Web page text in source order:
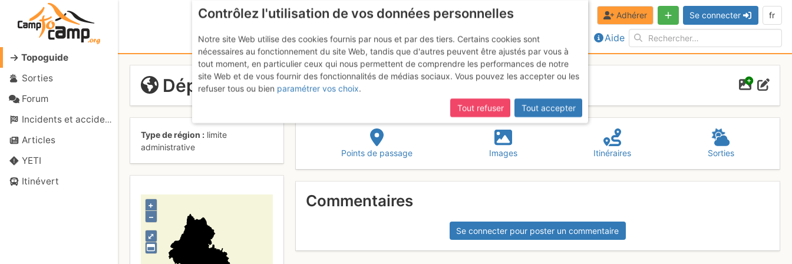
Topoguide
Sorties
Forum
Incidents et accidents
Articles
YETI
Itinévert
Aide
Adhérer Se connecter fr
Département Jura
Type de région
limite
administrative
⤢
+
–
Points de passage Images Itinéraires Sorties
Commentaires
Se connecter pour poster un commentaire
Contrôlez l'utilisation de vos données personnelles
Notre site Web utilise des cookies fournis par nous et par des tiers. Certains cookies sont
nécessaires au fonctionnement du site Web, tandis que d'autres peuvent être ajustés par vous à
tout moment, en particulier ceux qui nous permettent de comprendre les performances de notre
site Web et de vous fournir des fonctionnalités de médias sociaux. Vous pouvez les accepter ou les
refuser tous ou bien paramétrer vos choix.
Tout refuser
Tout accepter